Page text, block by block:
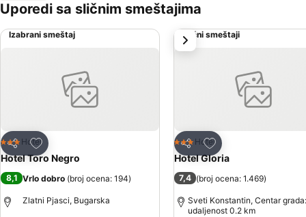
Uporedi sa sličnim smeštajima
Izabrani smeštaj
Deli
Dodati u favorite
3 Zvezdice
Hotel
Hotel Toro Negro
8,1 Vrlo dobro (broj ocena: 194)
Zlatni Pjasci, Bugarska
Slični smeštaji
Deli
Dodati u favorite
3 Zvezdice
Hotel
Hotel Gloria
7,4 (broj ocena: 1.469)
Sveti Konstantin, Centar grada:
udaljenost 0.2 km
sledeće